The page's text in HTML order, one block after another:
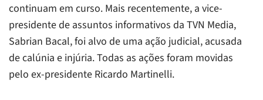
continuam em curso. Mais recentemente, a vice-
presidente de assuntos informativos da TVN Media,
Sabrian Bacal, foi alvo de uma ação judicial, acusada
de calúnia e injúria. Todas as ações foram movidas
pelo ex-presidente Ricardo Martinelli.